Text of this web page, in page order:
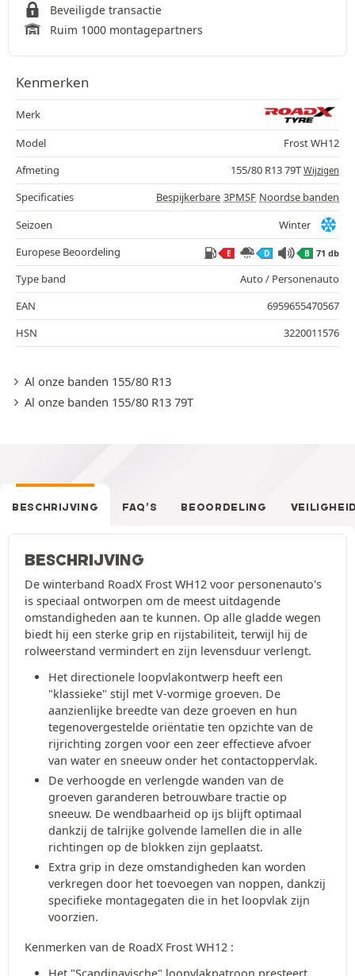
Beveiligde transactie
Ruim 1000 montagepartners
Kenmerken
Merk
Model
Frost WH12
Afmeting
155/80 R13 79T Wijzigen
Specificaties Bespijkerbare 3PMSF Noordse banden
Seizoen
Winter
Europese Beoordeling
E D B 71 db
Type band
Auto / Personenauto
EAN
6959655470567
HSN
3220011576
Al onze banden 155/80 R13
Al onze banden 155/80 R13 79T
BESCHRIJVING FAQ’S BEOORDELING
BESCHRIJVING
De winterband RoadX Frost WH12 voor personenauto's
is speciaal ontworpen om de meest uitdagende
omstandigheden aan te kunnen. Op alle gladde wegen
biedt hij een sterke grip en rijstabiliteit, terwijl hij de
rolweerstand vermindert en zijn levensduur verlengt.
Het directionele loopvlakontwerp heeft een
"klassieke" stijl met V-vormige groeven. De
aanzienlijke breedte van deze groeven en hun
tegenovergestelde oriëntatie ten opzichte van de
rijrichting zorgen voor een zeer effectieve afvoer
van water en sneeuw onder het contactoppervlak.
De verhoogde en verlengde wanden van de
groeven garanderen betrouwbare tractie op
sneeuw. De wendbaarheid op ijs blijft optimaal
dankzij de talrijke golvende lamellen die in alle
richtingen op de blokken zijn geplaatst.
Extra grip in deze omstandigheden kan worden
verkregen door het toevoegen van noppen, dankzij
specifieke montagegaten die in het loopvlak zijn
voorzien.
Kenmerken van de RoadX Frost WH12 :